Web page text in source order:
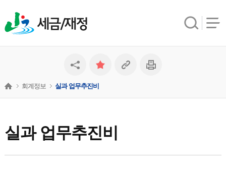
세금/재정
실과 업무추진비
회계정보 실과 업무추진비